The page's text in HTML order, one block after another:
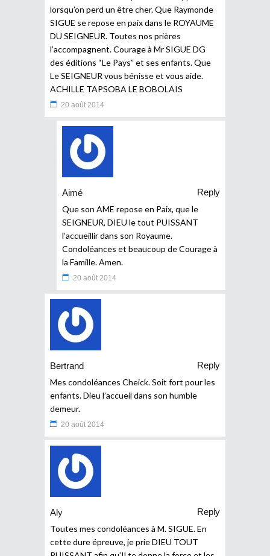
lorsqu’on perd un être cher. Que Raymonde
SIGUE se repose en paix dans le ROYAUME
DU SEIGNEUR. Toutes nos prières
l’accompagnent. Courage à Mr SIGUE DG
des éditions “Le Pays” et ses enfants. Que
Le SEIGNEUR vous bénisse et vous aide.
ACHILLE TAPSOBA LE BOBOLAIS
20 août 2014
Aimé
Reply
Que son AME repose en Paix, que le
SEIGNEUR, DIEU le tout PUISSANT
l’accueillir dans son Royaume.
Condoléances et beaucoup de Courage à
la Famille. Amen.
20 août 2014
Bertrand
Reply
Mes condoléances Cheick. Soit fort pour les
enfants. Dieu l’accueil dans son humble
demeur.
20 août 2014
Aly
Reply
Toutes mes condoléances à M. SIGUE. En
cette dure épreuve, je prie DIEU TOUT